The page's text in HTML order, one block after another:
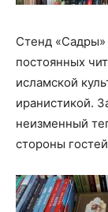
Стенд «Садры»
постоянных
исламской
иранистикой.
неизменный
стороны